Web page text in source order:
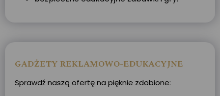
GADŻETY REKLAMOWO-EDUKACYJNE
Sprawdź naszą ofertę na pięknie zdobione: